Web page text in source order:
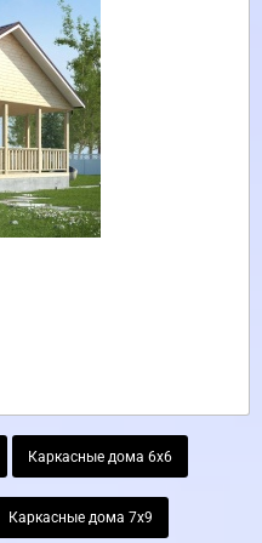
Каркасные дома 6х6
Каркасные дома 7х9